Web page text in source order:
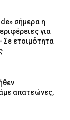
σήμερα η
για
Σε ετοιμότητα
απατεώνες,